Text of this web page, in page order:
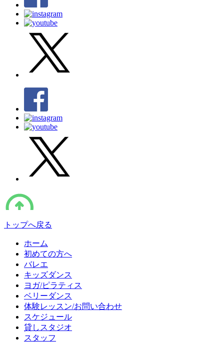
トップへ戻る
ホーム
初めての方へ
バレエ
キッズダンス
ヨガ/ピラティス
ベリーダンス
体験レッスン/お問い合わせ
スケジュール
貸しスタジオ
スタッフ